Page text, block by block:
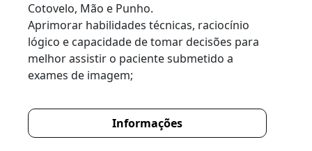
Cotovelo, Mão e Punho.
Aprimorar habilidades técnicas, raciocínio
lógico e capacidade de tomar decisões para
melhor assistir o paciente submetido a
exames de imagem;
Informações